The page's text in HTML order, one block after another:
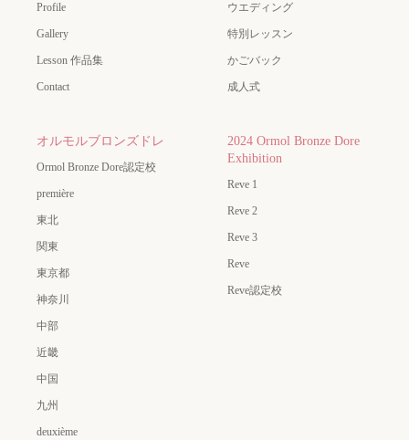
Profile
Gallery
Lesson 作品集
Contact
ウエディング
特別レッスン
かごバック
成人式
オルモルブロンズドレ
Ormol Bronze Dore認定校
première
東北
関東
東京都
神奈川
中部
近畿
中国
九州
deuxième
2024 Ormol Bronze Dore
Exhibition
Reve 1
Reve 2
Reve 3
Reve
Reve認定校